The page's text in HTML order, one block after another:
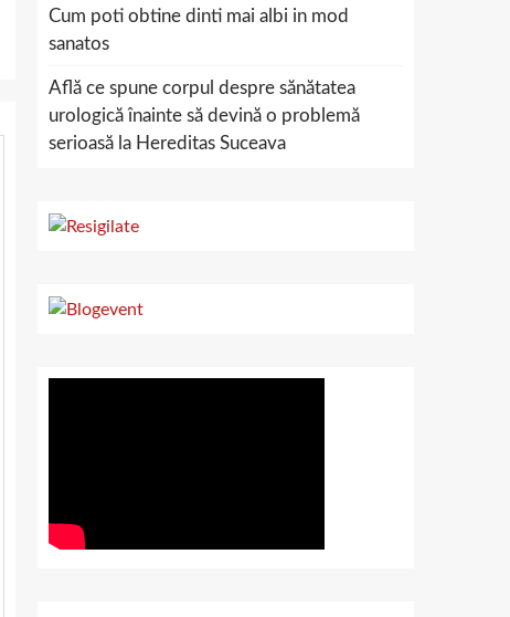
Cum poti obtine dinti mai albi in mod
sanatos
Află ce spune corpul despre sănătatea
urologică înainte să devină o problemă
serioasă la Hereditas Suceava